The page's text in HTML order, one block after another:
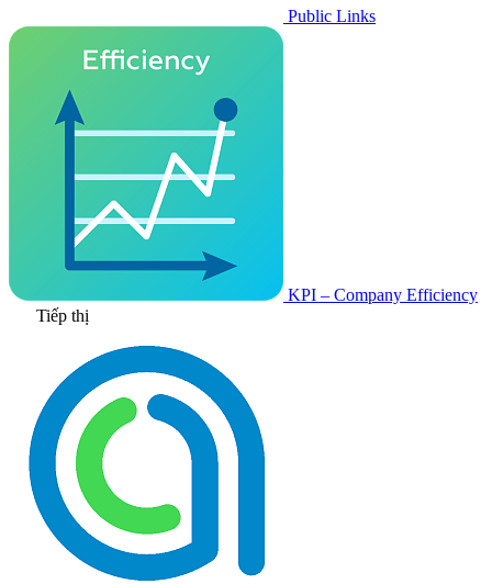
Public Links
KPI – Company Efficiency
Tiếp thị